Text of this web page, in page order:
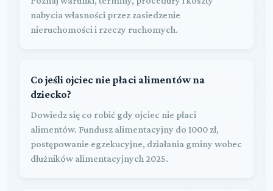
nabycia własności przez zasiedzenie
nieruchomości i rzeczy ruchomych.
Co jeśli ojciec nie płaci alimentów na
dziecko?
Dowiedz się co robić gdy ojciec nie płaci
alimentów. Fundusz alimentacyjny do 1000 zł,
postępowanie egzekucyjne, działania gminy wobec
dłużników alimentacyjnych 2025.